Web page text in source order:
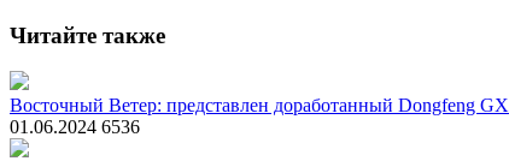
Читайте также
Восточный Ветер: представлен доработанный Dongfeng GX
01.06.2024 6536